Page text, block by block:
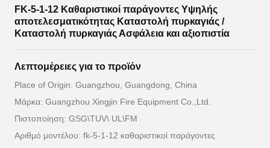
FK-5-1-12 Καθαριστικοί παράγοντες Υψηλής
αποτελεσματικότητας Καταστολή πυρκαγιάς /
Καταστολή πυρκαγιάς Ασφάλεια και αξιοπιστία
Λεπτομέρειες για το προϊόν
Place of Origin: Guangzhou, Guangdong, China
Μάρκα: Guangzhou Xingjin Fire Equipment Co.,Ltd.
Πιστοποίηση: GSG\TUV\ UL\FM
Αριθμό μοντέλου: fk-5-1-12 καθαριστικοί παράγοντες